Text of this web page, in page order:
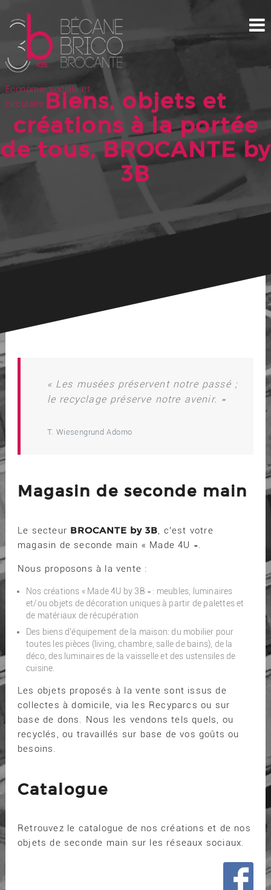
Economie sociale et
circulaireBiens, objets et
créations à la portée
de tous, BROCANTE by
3B
« Les musées préservent notre passé ;
le recyclage préserve notre avenir. »
T. Wiesengrund Adorno
Magasin de seconde main
Le secteur BROCANTE by 3B , c’est votre
magasin de seconde main « Made 4U ».
Nous proposons à la vente :
Nos créations « Made 4U by 3B » : meubles, luminaires
et/ou objets de décoration uniques à partir de palettes et
de matériaux de récupération
Des biens d’équipement de la maison: du mobilier pour
toutes les pièces (living, chambre, salle de bains), de la
déco, des luminaires de la vaisselle et des ustensiles de
cuisine.
Les objets proposés à la vente sont issus de
collectes à domicile, via les Recyparcs ou sur
base de dons. Nous les vendons tels quels, ou
recyclés, ou travaillés sur base de vos goûts ou
besoins.
Catalogue
Retrouvez le catalogue de nos créations et de nos
objets de seconde main sur les réseaux sociaux.